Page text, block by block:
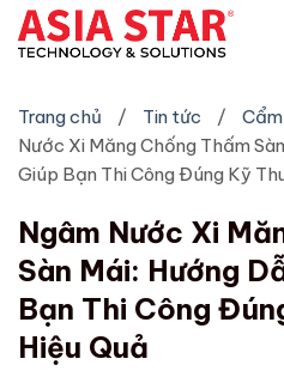
Chuyển
đến
Trang chủ / Tin tức /
Nước Xi Măng Chống Thấm
Giúp Bạn Thi Công Đúng Kỹ
Ngâm Nước Xi
Sàn Mái: Hướng
Bạn Thi Công
Hiệu Quả